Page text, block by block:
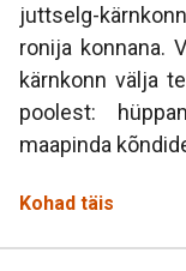
juttselg-
ronija konnana.
kärnkonn välja
poolest:
maapinda
Kohad täis